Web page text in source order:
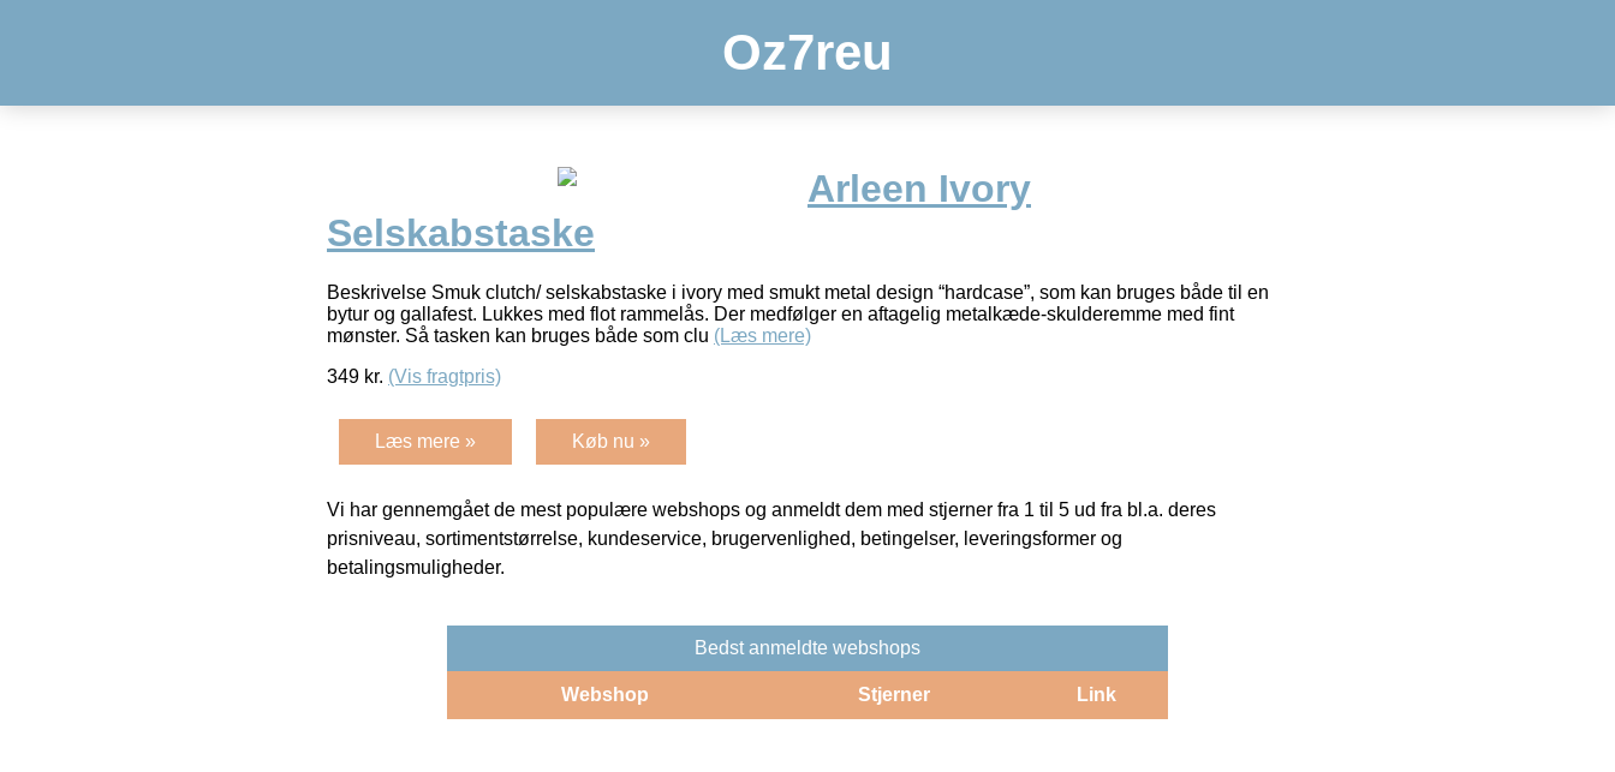
Oz7reu
Arleen Ivory
Selskabstaske
Beskrivelse Smuk clutch/ selskabstaske i ivory med smukt metal design “hardcase”, som kan bruges både til en
bytur og gallafest. Lukkes med flot rammelås. Der medfølger en aftagelig metalkæde-skulderemme med fint
mønster. Så tasken kan bruges både som clu (Læs mere)
349 kr. (Vis fragtpris)
Læs mere » Køb nu »
Vi har gennemgået de mest populære webshops og anmeldt dem med stjerner fra 1 til 5 ud fra bl.a. deres
prisniveau, sortimentstørrelse, kundeservice, brugervenlighed, betingelser, leveringsformer og
betalingsmuligheder.
Bedst anmeldte webshops
Webshop Stjerner Link